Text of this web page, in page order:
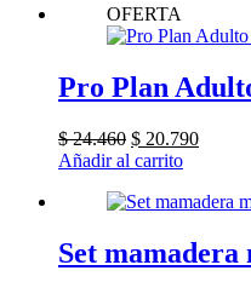
era:
$ 23.240.$
OFERTA
Pro Plan
$24.460 El
precio
era:
$ 20.790El
es:
Añadir al carrito
Set mamadera